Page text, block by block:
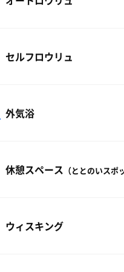
セルフロウリュ
外気浴
休憩スペース （ととのいスポ
ウィスキング